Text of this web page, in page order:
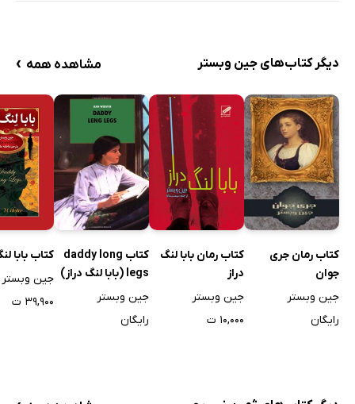
دیگر کتاب‌های جین وبستر مشاهده همه ›
کتاب رمان جری
جوان
جین وبستر
رایگان
کتاب رمان بابا لنگ
دراز
جین وبستر
۱۰,۰۰۰ ت
کتاب daddy long
legs (بابا لنگ دراز)
جین وبستر
رایگان
کتاب بابا
جین وبستر
۳۹,۹۰۰ ت